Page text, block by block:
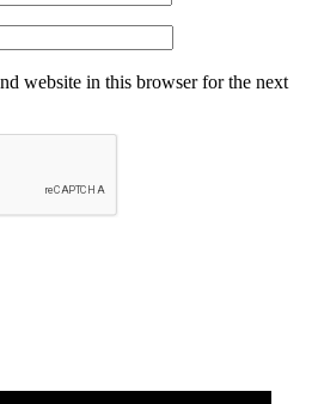
website in this browser for the next